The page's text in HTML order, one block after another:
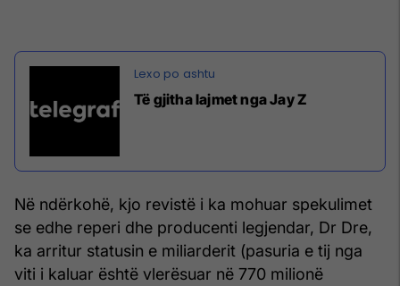
Të gjitha lajmet nga Jay Z
Në ndërkohë, kjo revistë i ka mohuar spekulimet
se edhe reperi dhe producenti legjendar, Dr Dre,
ka arritur statusin e miliarderit (pasuria e tij nga
viti i kaluar është vlerësuar në 770 milionë